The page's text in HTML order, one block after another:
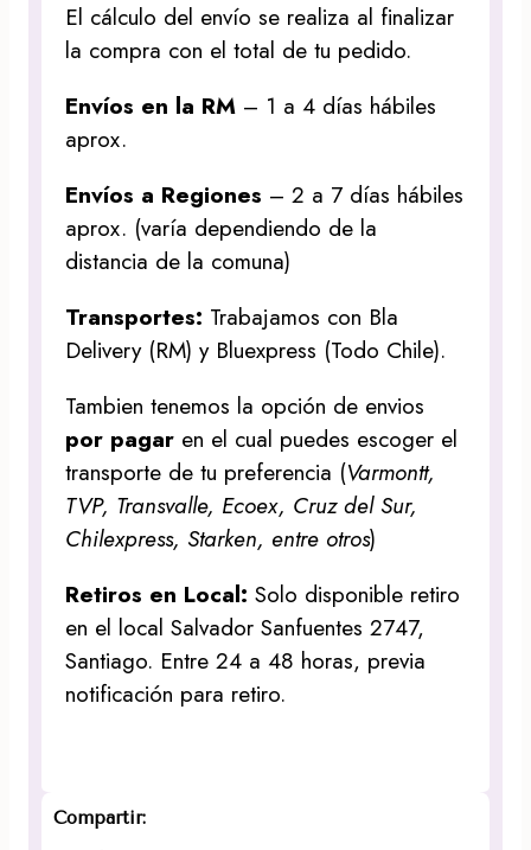
El cálculo del envío se realiza al finalizar
la compra con el total de tu pedido.
Envíos en la RM – 1 a 4 días hábiles
aprox.
Envíos a Regiones – 2 a 7 días hábiles
aprox. (varía dependiendo de la
distancia de la comuna)
Transportes: Trabajamos con Bla
Delivery (RM) y Bluexpress (Todo Chile).
Tambien tenemos la opción de envios
por pagar en el cual puedes escoger el
transporte de tu preferencia (Varmontt,
TVP, Transvalle, Ecoex, Cruz del Sur,
Chilexpress, Starken, entre otros)
Retiros en Local:Solo disponible retiro
en el local Salvador Sanfuentes 2747,
Santiago. Entre 24 a 48 horas, previa
notificación para retiro.
Compartir: